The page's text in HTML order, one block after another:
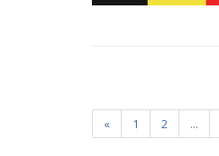
« 1 2 ...